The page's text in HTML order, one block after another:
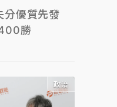
分優質先發
勝
政治